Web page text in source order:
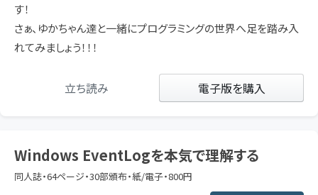
す！
さぁ、ゆかちゃん達と一緒にプログラミングの世界へ足を踏み入
れてみましょう！！！
立ち読み 電子版を購入
Windows EventLogを本気で理解する
同人誌・64ページ・30部頒布・紙/電子・800円